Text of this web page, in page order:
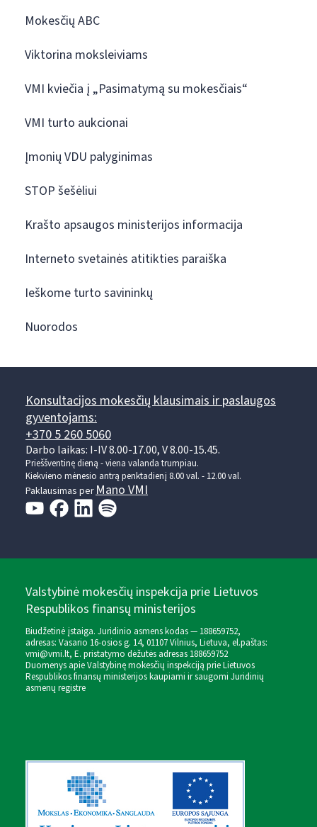
Mokesčių ABC
Viktorina moksleiviams
VMI kviečia į „Pasimatymą su mokesčiais“
VMI turto aukcionai
Įmonių VDU palyginimas
STOP šešėliui
Krašto apsaugos ministerijos informacija
Interneto svetainės atitikties paraiška
Ieškome turto savininkų
Nuorodos
Konsultacijos mokesčių klausimais ir paslaugos
gyventojams:
+370 5 260 5060
Darbo laikas: I-IV 8.00-17.00, V 8.00-15.45.
Prieššventinę dieną - viena valanda trumpiau.
Kiekvieno mėnesio antrą penktadienį 8.00 val. - 12.00 val.
Paklausimas perMano VMI
Valstybinė mokesčių inspekcija prie Lietuvos
Respublikos finansų ministerijos
Biudžetinė įstaiga. Juridinio asmens kodas — 188659752,
adresas: Vasario 16-osios g. 14, 01107 Vilnius, Lietuva, el.paštas:
vmi@vmi.lt, E. pristatymo dėžutės adresas 188659752
Duomenys apie Valstybinę mokesčių inspekciją prie Lietuvos
Respublikos finansų ministerijos kaupiami ir saugomi Juridinių
asmenų registre